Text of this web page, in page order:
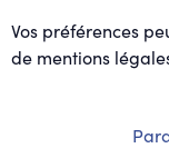
Vos préférences
de mentions